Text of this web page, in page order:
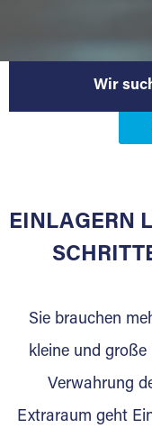
Wir
Werden
Sie bieten
für die
Lagerkunden
Ihre Vorteile
Digitale
EINLAGERN
Sie brauchen
kleine und
Verwahrung
Extraraum geht